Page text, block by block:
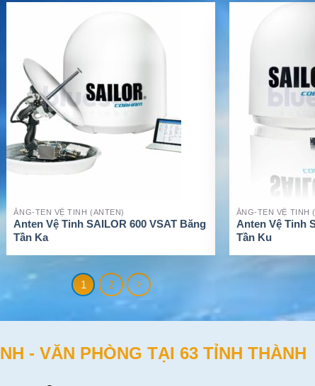
ĂNG-TEN VỆ TINH (ANTEN)
Anten Vệ Tinh SAILOR 600 VSAT Băng
Tần Ka
ĂNG-TEN VỆ TINH
Anten Vệ Tinh
Tần Ku
1 2
- VĂN PHÒNG TẠI 63 TỈNH THÀNH